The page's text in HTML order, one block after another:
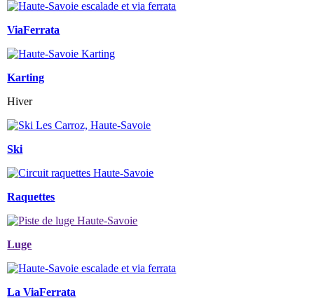
ViaFerrata
Karting
Hiver
Ski
Raquettes
Luge
La ViaFerrata